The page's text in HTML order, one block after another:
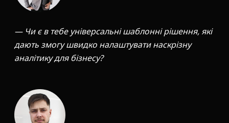
— Чи є в тебе універсальні шаблонні рішення, які
дають змогу швидко налаштувати наскрізну
аналітику для бізнесу?